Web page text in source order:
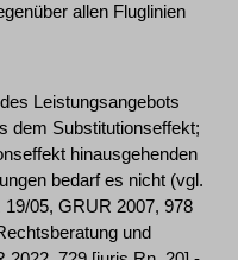
allen Fluglinien
Leistungsangebots
dem Substitutionseffekt;
hinausgehenden
bedarf es nicht (vgl.
05, GRUR 2007, 978
und